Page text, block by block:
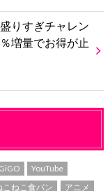
りすぎチャレン
増量でお得が止
YouTube
こねこ食パン アニメ